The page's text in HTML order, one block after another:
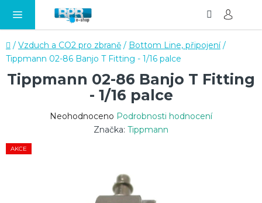
Domů
/ Vzduch a CO2 pro zbraně / Bottom Line, připojení /
Tippmann 02-86 Banjo T Fitting - 1/16 palce
Tippmann 02-86 Banjo T Fitting
- 1/16 palce
Průměrné
Neohodnoceno Podrobnosti hodnocení
Značka: Tippmann
AKCE